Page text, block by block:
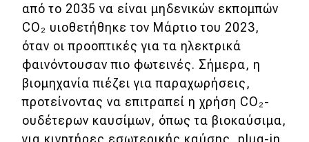
από το 2035 να είναι μηδενικών εκπομπών
CO₂ υιοθετήθηκε τον Μάρτιο του 2023,
όταν οι προοπτικές για τα ηλεκτρικά
φαινόντουσαν πιο φωτεινές. Σήμερα, η
βιομηχανία πιέζει για παραχωρήσεις,
προτείνοντας να επιτραπεί η χρήση CO₂-
ουδέτερων καυσίμων, όπως τα βιοκαύσιμα,
για κινητήρες εσωτερικής καύσης, plug-in